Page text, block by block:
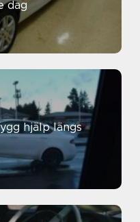
dag
hjälp längs